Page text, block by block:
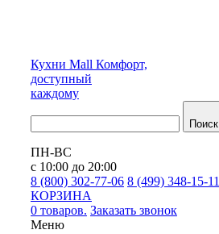
Кухни Mall Комфорт,
доступный
каждому
Поиск
ПН-ВС
с 10:00 до 20:00
8 (800) 302-77-06 8 (499) 348-15-11
КОРЗИНА
0 товаров. Заказать звонок
Меню